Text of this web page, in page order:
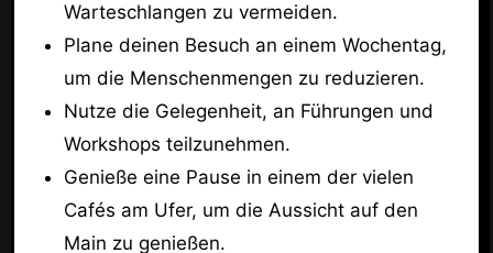
Warteschlangen zu vermeiden.
Plane deinen Besuch an einem Wochentag,
um die Menschenmengen zu reduzieren.
Nutze die Gelegenheit, an Führungen und
Workshops teilzunehmen.
Genieße eine Pause in einem der vielen
Cafés am Ufer, um die Aussicht auf den
Main zu genießen.